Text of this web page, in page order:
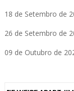
18 de Setembro de
26 de Setembro de
09 de Outubro de